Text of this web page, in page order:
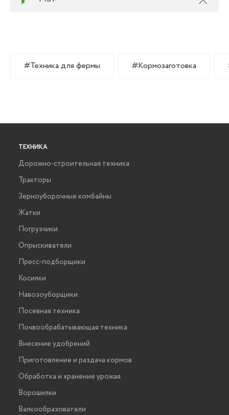
#Техника для фермы #Кормозаготовка
ТЕХНИКА
Дорожно-строительная техника
Тракторы
Зерноуборочные комбайны
Жатки
Погрузчики
Опрыскиватели
Пресс-подборщики
Косилки
Навозоуборщики
Посевная техника
Почвообрабатывающая техника
Внесение удобрений
Приготовление и раздача кормов
Обработка и хранение урожая
Ворошилки
Валкообразователи